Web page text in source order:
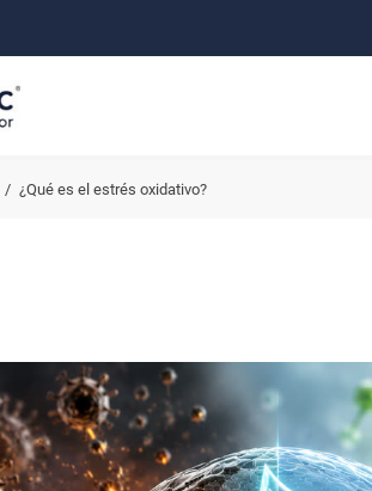
¿Qué es el estrés oxidativo?